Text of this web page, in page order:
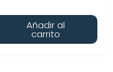
Añadir al
carrito